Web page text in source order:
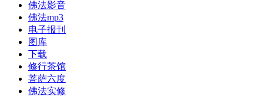
佛法影音
佛法mp3
电子报刊
图库
下载
修行茶馆
菩萨六度
佛法实修